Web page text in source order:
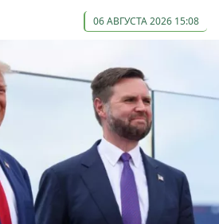
06 АВГУСТА 2026 15:08